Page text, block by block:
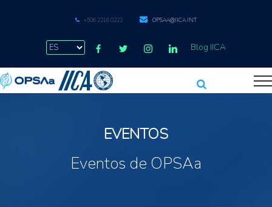
+506 2216 0222 OPSAA@IICA.INT
Blog IICA
EVENTOS
Eventos de OPSAa